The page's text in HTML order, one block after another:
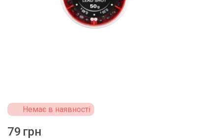
Немає в наявності
79 грн